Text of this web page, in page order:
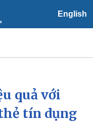
English
thời tiết
quả với
tín dụng